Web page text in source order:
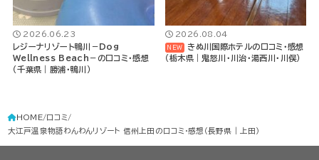
2026.06.23
レジーナリゾート鴨川－Dog
Wellness Beach－の口コミ・感想
（千葉県｜勝浦・鴨川）
2026.08.04
きぬ川国際ホテルの口コミ・感想
（栃木県｜鬼怒川・川治・湯西川・川俣）
HOME
口コミ
大江戸温泉物語わんわんリゾート 信州上田の口コミ・感想（長野県｜上田）